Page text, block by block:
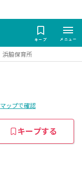
キープ メニュー
浜脇保育所
マップで確認
キープする